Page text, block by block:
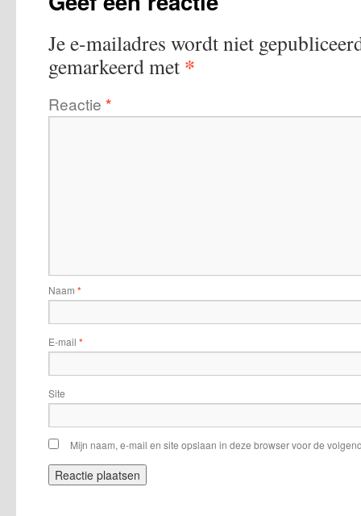
Je e-mailadres wordt niet
gemarkeerd met *
Reactie *
Naam *
E-mail *
Site
Mijn naam, e-mail en site opslaan in deze browser voor de